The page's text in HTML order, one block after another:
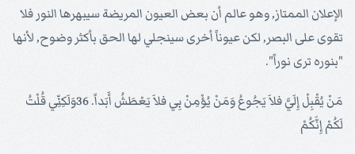
الإعلان الممتاز, وهو عالم أن بعض العيون المريضة سيبهرها النور فلا
تقوى على البصر, لكن عيوناً أخرى سينجلي لها الحق بأكثر وضوح, لأنها
"بنوره ترى نوراً".
مَنْ يُقْبِلْ إِلَيَّ فلاَ يَجُوعُ وَمَنْ يُؤْمِنْ بِي فلاَ يَعْطَشُ أَبَداً. 36وَلَكِنِّي قُلْتُ
لَكُمْ إِنَّكُمْ